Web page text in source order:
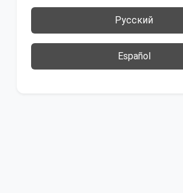
Русский
Español